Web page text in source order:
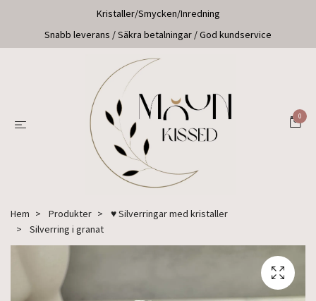
Kristaller/Smycken/Inredning
Snabb leverans / Säkra betalningar / God kundservice
0
Hem Produkter
♥ Silverringar med kristaller
Silverring i granat